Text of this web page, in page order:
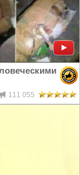
111 055